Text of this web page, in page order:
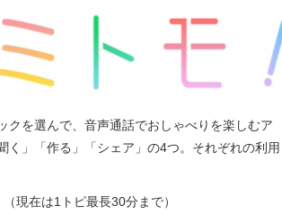
を選んで、音声通話でおしゃべりを楽しむア
」「作る」「シェア」の4つ。それぞれの利用
現在は1トピ最長30分まで）